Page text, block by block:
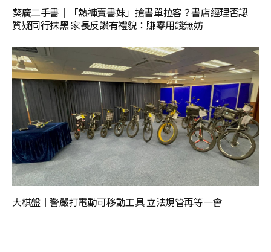
葵廣二手書｜「熱褲賣書妹」搶書單拉客？書店經理否認
質疑同行抹黑 家長反讚有禮貌：賺零用錢無妨
大棋盤｜警嚴打電動可移動工具 立法規管再等一會